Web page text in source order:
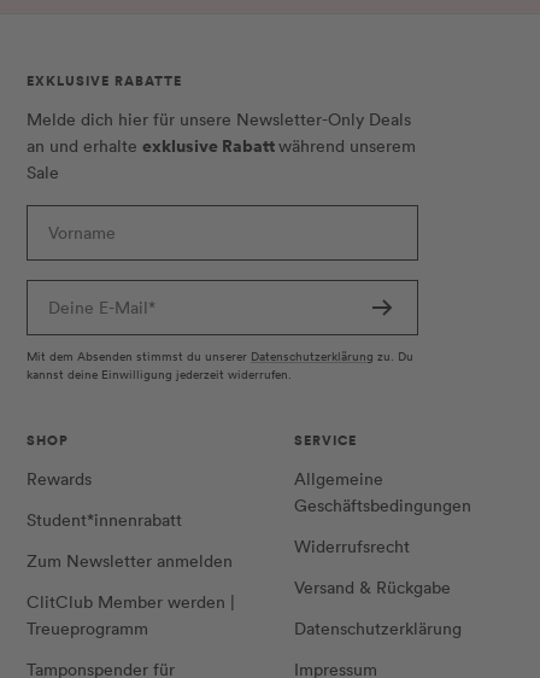
EXKLUSIVE RABATTE
Melde dich hier für unsere Newsletter-Only Deals
an und erhalte exklusive Rabattwährend unserem
Sale
Vorname
Deine E-Mail*
Mit dem Absenden stimmst du unserer Datenschutzerklärung zu. Du
kannst deine Einwilligung jederzeit widerrufen.
SHOP
Rewards
Student*innenrabatt
Zum Newsletter anmelden
ClitClub Member werden |
Treueprogramm
Tamponspender für
SERVICE
Allgemeine
Geschäftsbedingungen
Widerrufsrecht
Versand & Rückgabe
Datenschutzerklärung
Impressum